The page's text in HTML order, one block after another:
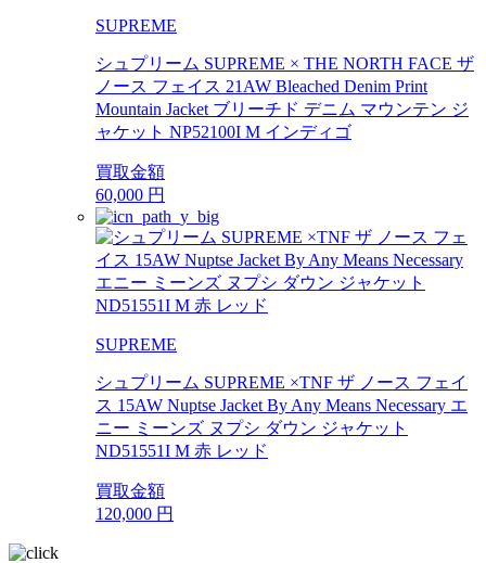
SUPREME
シュプリーム SUPREME × THE NORTH FACE ザ
ノース フェイス 21AW Bleached Denim Print
Mountain Jacket ブリーチド デニム マウンテン ジ
ャケット NP52100I M インディゴ
買取金額
60,000 円
SUPREME
シュプリーム SUPREME ×TNF ザ ノース フェイ
ス 15AW Nuptse Jacket By Any Means Necessary エ
ニー ミーンズ ヌプシ ダウン ジャケット
ND51551I M 赤 レッド
買取金額
120,000 円